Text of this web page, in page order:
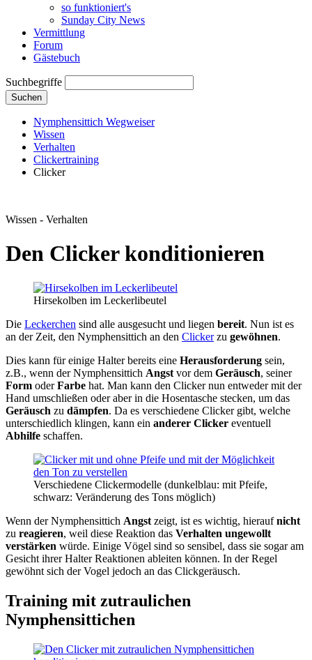
so funktioniert's
Sunday City News
Vermittlung
Forum
Gästebuch
Suchbegriffe
Suchen
Nymphensittich Wegweiser
Wissen
Verhalten
Clickertraining
Clicker
Wissen - Verhalten
Den Clicker konditionieren
Hirsekolben im Leckerlibeutel
Die Leckerchen sind alle ausgesucht und liegen bereit. Nun ist es
an der Zeit, den Nymphensittich an den Clickerzu gewöhnen.
Dies kann für einige Halter bereits eine Herausforderung sein,
z.B., wenn der Nymphensittich Angst vor dem Geräusch, seiner
Form oderFarbe hat. Man kann den Clicker nun entweder mit der
Hand umschließen oder aber in die Hosentasche stecken, um das
Geräusch zu dämpfen. Da es verschiedene Clicker gibt, welche
unterschiedlich klingen, kann ein anderer Clicker eventuell
Abhilfe schaffen.
Verschiedene Clickermodelle (dunkelblau: mit Pfeife,
schwarz: Veränderung des Tons möglich)
Wenn der Nymphensittich Angst zeigt, ist es wichtig, hieraufnicht
zu reagieren, weil diese Reaktion das Verhalten ungewollt
verstärken würde. Einige Vögel sind so sensibel, dass sie sogar am
Gesicht ihrer Halter Reaktionen ableiten können. In der Regel
gewöhnt sich der Vogel jedoch an das Clickgeräusch.
Training mit zutraulichen
Nymphensittichen